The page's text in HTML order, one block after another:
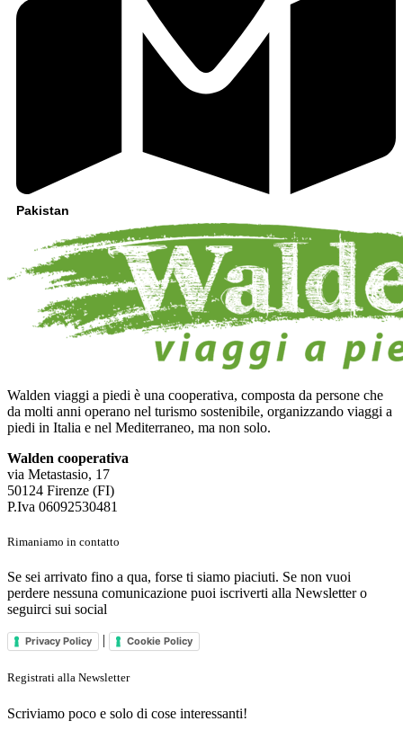
Pakistan
Walden viaggi a piedi è una cooperativa, composta da persone che
da molti anni operano nel turismo sostenibile, organizzando viaggi a
piedi in Italia e nel Mediterraneo, ma non solo.
Walden cooperativa
via Metastasio, 17
50124 Firenze (FI)
P.Iva 06092530481
Rimaniamo in contatto
Se sei arrivato fino a qua, forse ti siamo piaciuti. Se non vuoi
perdere nessuna comunicazione puoi iscriverti alla Newsletter o
seguirci sui social
Privacy Policy | Cookie Policy
Registrati alla Newsletter
Scriviamo poco e solo di cose interessanti!